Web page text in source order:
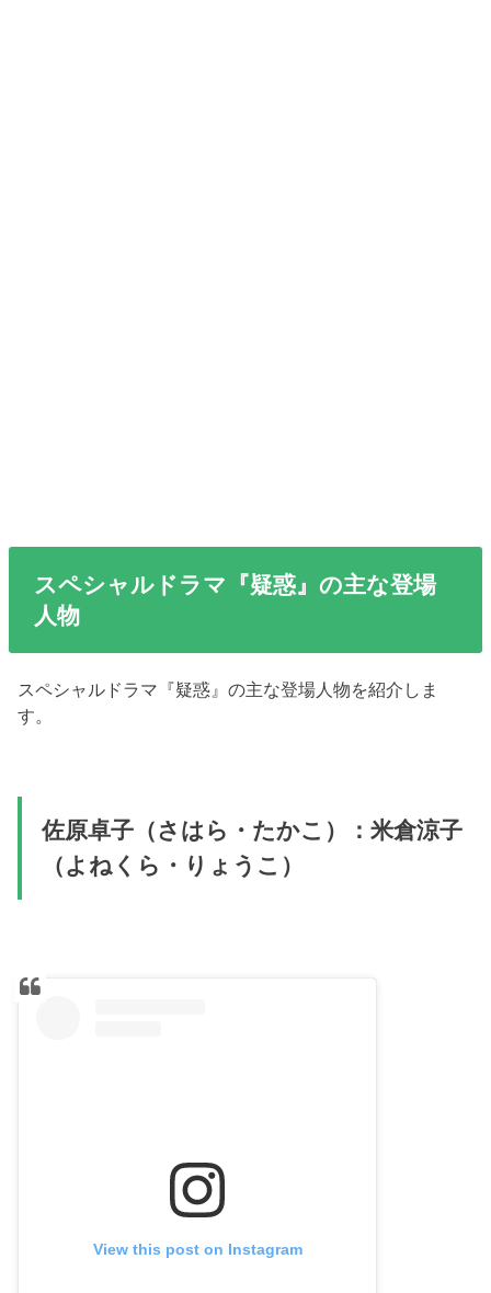
スペシャルドラマ『疑惑』の主な登場
人物
スペシャルドラマ『疑惑』の主な登場人物を紹介しま
す。
佐原卓子（さはら・たかこ）：米倉涼子
（よねくら・りょうこ）
View this post on Instagram